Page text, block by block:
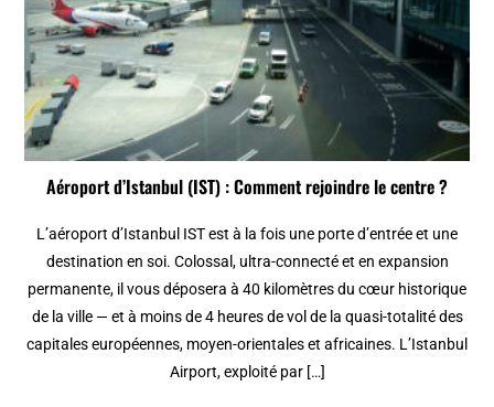
Aéroport d’Istanbul (IST) : Comment rejoindre le centre ?
L’aéroport d’Istanbul IST est à la fois une porte d’entrée et une
destination en soi. Colossal, ultra-connecté et en expansion
permanente, il vous déposera à 40 kilomètres du cœur historique
de la ville — et à moins de 4 heures de vol de la quasi-totalité des
capitales européennes, moyen-orientales et africaines. L’Istanbul
Airport, exploité par […]